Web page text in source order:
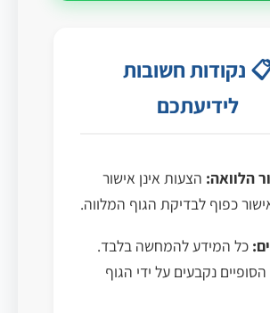
נקודות חשובות
לידיעתכם
הלוואה: הצעות אינן אישור
כפוף לבדיקת הגוף המלווה.
כל המידע להמחשה בלבד.
נקבעים על ידי הגוף